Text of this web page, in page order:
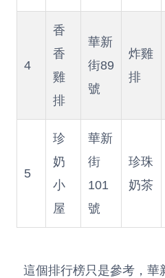
4
香
香
雞
排
華新
街89
號
炸雞
排
5
珍
奶
小
屋
華新
街
101
號
珍珠
奶茶
這個排行榜只是參考，華